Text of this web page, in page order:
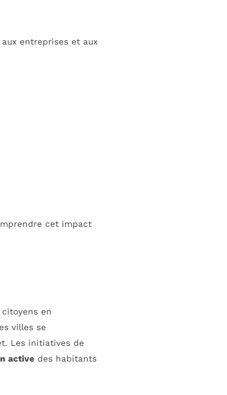
entreprises et aux
cet impact
en
villes se
Les initiatives de
active des habitants